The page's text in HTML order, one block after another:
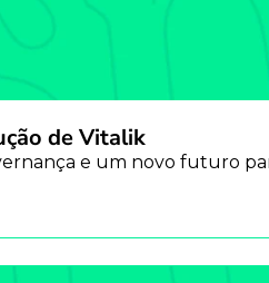
de Vitalik
e um novo futuro